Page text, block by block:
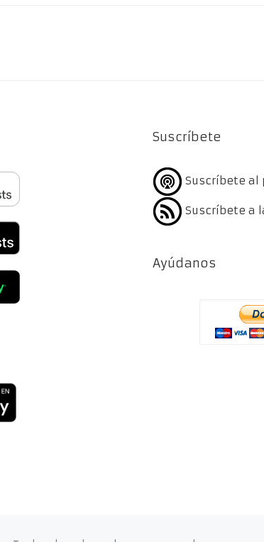
Suscríbete
Suscríbete al
Suscríbete a
Ayúdanos